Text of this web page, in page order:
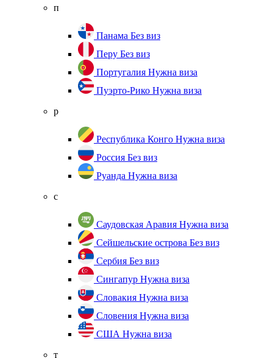
п
Панама Без виз
Перу Без виз
Португалия Нужна виза
Пуэрто-Рико Нужна виза
р
Республика Конго Нужна виза
Россия Без виз
Руанда Нужна виза
с
Саудовская Аравия Нужна виза
Сейшельские острова Без виз
Сербия Без виз
Сингапур Нужна виза
Словакия Нужна виза
Словения Нужна виза
США Нужна виза
т